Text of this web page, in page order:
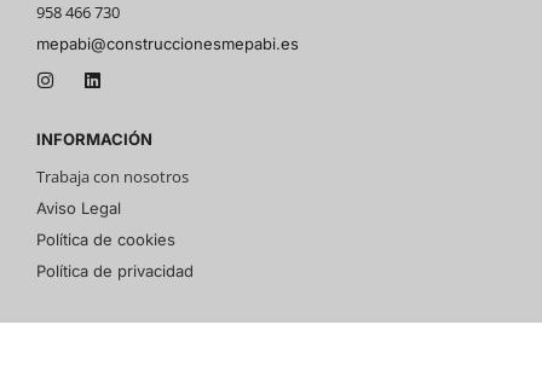
958 466 730
mepabi@construccionesmepabi.es
INFORMACIÓN
Trabaja con nosotros
Aviso Legal
Política de cookies
Política de privacidad